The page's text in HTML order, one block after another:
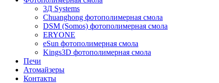
3Д Systems
Chuanghong фотополимерная смола
DSM (Somos) фотополимерная смола
ERYONE
eSun фотополимерная смола
Kings3D фотополимерная смола
Печи
Атомайзеры
Контакты